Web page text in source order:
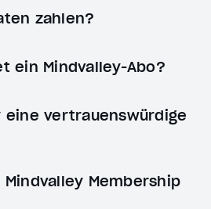
zahlen?
ein Mindvalley-Abo?
eine vertrauenswürdige
Membership